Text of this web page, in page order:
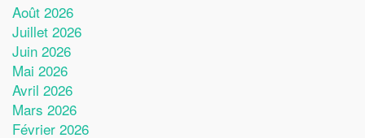
Août 2026
Juillet 2026
Juin 2026
Mai 2026
Avril 2026
Mars 2026
Février 2026